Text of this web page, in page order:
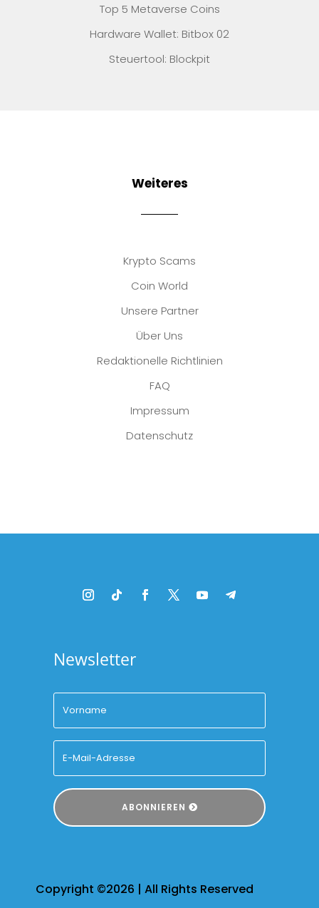
Top 5 Metaverse Coins
Hardware Wallet: Bitbox 02
Steuertool: Blockpit
Weiteres
Krypto Scams
Coin World
Unsere Partner
Über Uns
Redaktionelle Richtlinien
FAQ
Impressum
Datenschutz
Newsletter
ABONNIEREN
Copyright ©2026 | All Rights Reserved